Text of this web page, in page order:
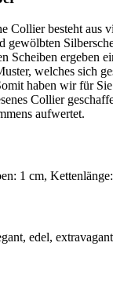
Collier besteht aus
gewölbten
Scheiben ergeben
welches sich
haben wir für
Collier
aufwertet.
1 cm,
edel, extravagant